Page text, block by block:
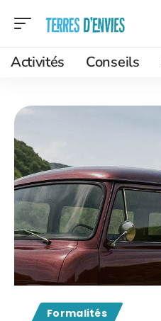
Activités Conseils
Formalités